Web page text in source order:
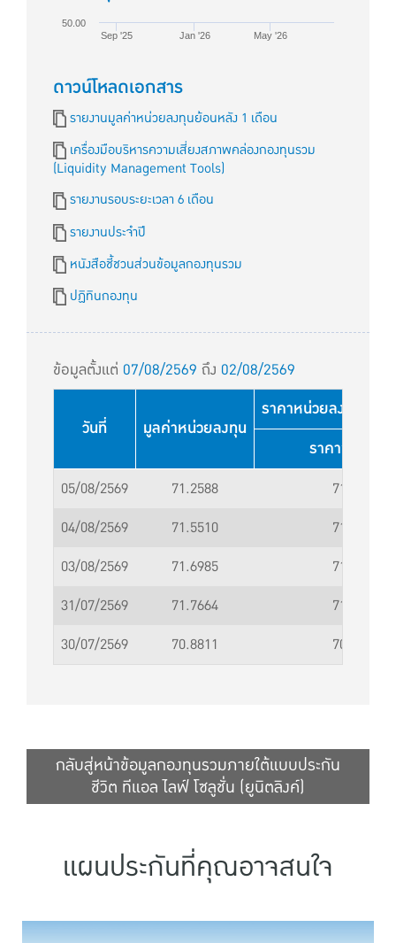
Sep '25 Jan '26 May '26
50.00
ดาวน์โหลดเอกสาร
รายงานมูลค่าหน่วยลงทุนย้อนหลัง 1 เดือน
เครื่องมือบริหารความเสี่ยงสภาพคล่องกองทุนรวม
(Liquidity Management Tools)
รายงานรอบระยะเวลา 6 เดือน
รายงานประจำปี
หนังสือชี้ชวนส่วนข้อมูลกองทุนรวม
ปฏิทินกองทุน
ข้อมูลตั้งแต่ 07/08/2569 ถึง 02/08/2569
วันที่ มูลค่าหน่วยลงทุน
ราคาหน่วยลงทุนใช้ส
ราคาขาย (บา
05/08/2569 71.2588
71.2589
04/08/2569
71.5510
71.5511
03/08/2569
71.6985
71.6986
31/07/2569
71.7664
71.7665
30/07/2569
70.8811 70.8812
กลับสู่หน้าข้อมูลกองทุนรวมภายใต้แบบประกัน
ชีวิต ทีแอล ไลฟ์ โซลูชั่น (ยูนิตลิงค์)
แผนประกันที่คุณอาจสนใจ